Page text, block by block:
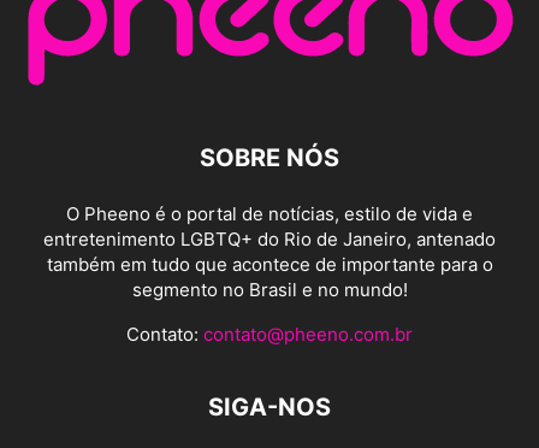
SOBRE NÓS
O Pheeno é o portal de notícias, estilo de vida e
entretenimento LGBTQ+ do Rio de Janeiro, antenado
também em tudo que acontece de importante para o
segmento no Brasil e no mundo!
Contato: contato@pheeno.com.br
SIGA-NOS